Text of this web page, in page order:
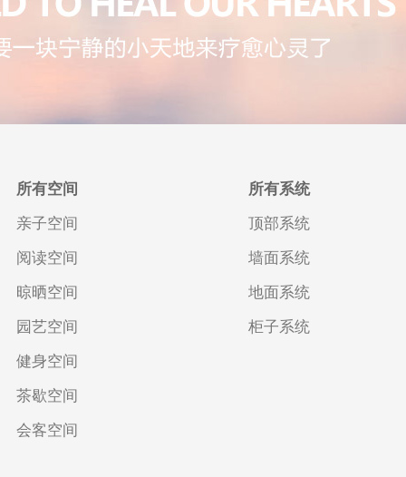
所有空间
亲子空间
阅读空间
晾晒空间
园艺空间
健身空间
茶歇空间
会客空间
所有系统
顶部系统
墙面系统
地面系统
柜子系统